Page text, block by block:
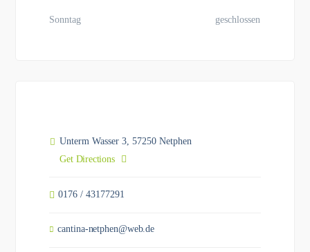
Sonntag geschlossen
Unterm Wasser 3, 57250 Netphen
Get Directions
0176 / 43177291
cantina-netphen@web.de